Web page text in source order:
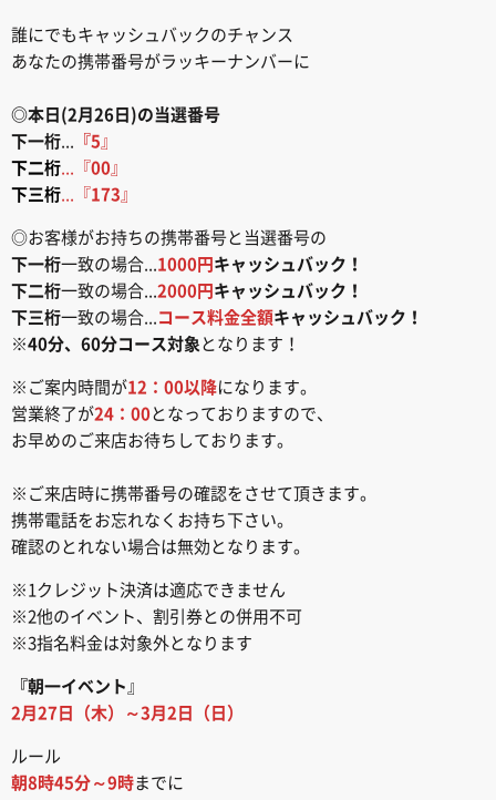
誰にでもキャッシュバックのチャンス
あなたの携帯番号がラッキーナンバーに
◎本日(2月26日)の当選番号
下一桁... 『5 』
下二桁...『00 』
下三桁...『173 』
◎お客様がお持ちの携帯番号と当選番号の
下一桁一致の場合...1000円 キャッシュバック！
下二桁一致の場合...2000円 キャッシュバック！
下三桁一致の場合... コース料金全額キャッシュバック！
※40分、60分コース対象 となります！
※ご案内時間が12：00以降になります。
営業終了が24：00となっておりますので、
お早めのご来店お待ちしております。
※ご来店時に携帯番号の確認をさせて頂きます。
携帯電話をお忘れなくお持ち下さい。
確認のとれない場合は無効となります。
※1クレジット決済は適応できません
※2他のイベント、割引券との併用不可
※3指名料金は対象外となります
『朝一イベント 』
2月27日（木）～3月2日（日）
ルール
朝8時45分～9時までに